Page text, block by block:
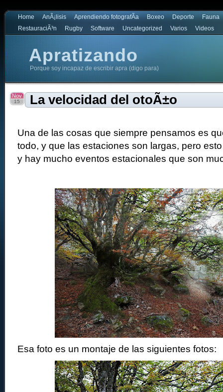
Home AnÃ¡lisis Aprendiendo fotografÃ­a Boxeo Deporte
Fauna
RestauraciÃ³n
Rugby Software Uncategorized Varios Videos
Apratizando
Porque soy incapaz de escribir apra (digo para)
La velocidad del otoÃ±o
Nov
15
Una de las cosas que siempre pensamos es
todo, y que las estaciones son largas, pero
y hay mucho eventos estacionales que son
Esa foto es un montaje de las siguientes fotos: